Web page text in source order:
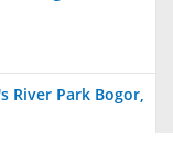
River Park Bogor,